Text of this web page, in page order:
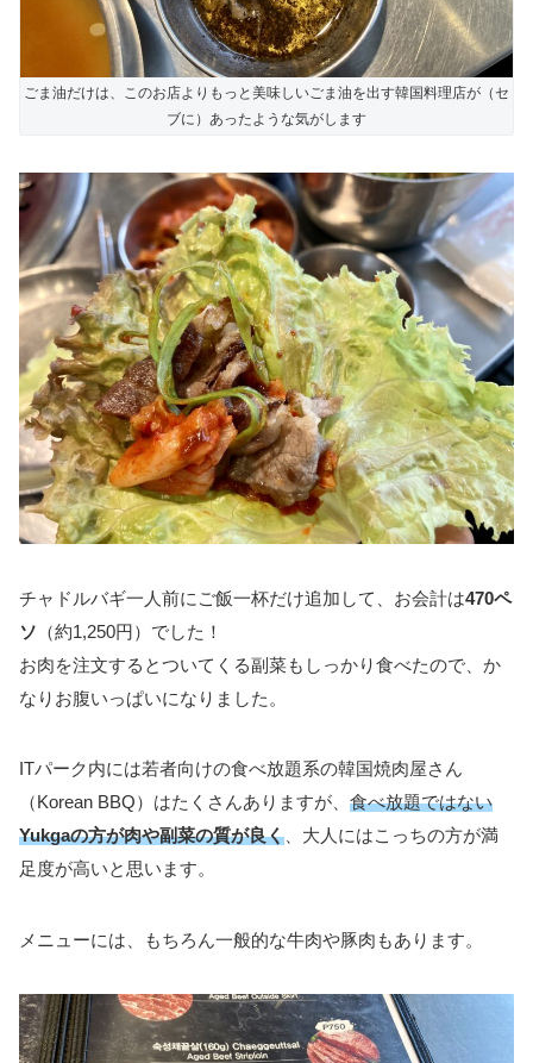
ごま油だけは、このお店よりもっと美味しいごま油を出す韓国料理店が（セ
ブに）あったような気がします
チャドルバギ一人前にご飯一杯だけ追加して、お会計は470ペ
ソ （約1,250円）でした！
お肉を注文するとついてくる副菜もしっかり食べたので、か
なりお腹いっぱいになりました。
ITパーク内には若者向けの食べ放題系の韓国焼肉屋さん
（Korean BBQ）はたくさんありますが、 食べ放題ではない
Yukgaの方が肉や副菜の質が良く 、大人にはこっちの方が満
足度が高いと思います。
メニューには、もちろん一般的な牛肉や豚肉もあります。